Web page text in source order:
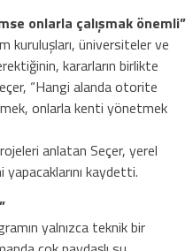
onlarla çalışmak önemli”
kuruluşları, üniversiteler ve
kararların birlikte
“Hangi alanda otorite
onlarla kenti yönetmek
anlatan Seçer, yerel
kaydetti.
yalnızca teknik bir